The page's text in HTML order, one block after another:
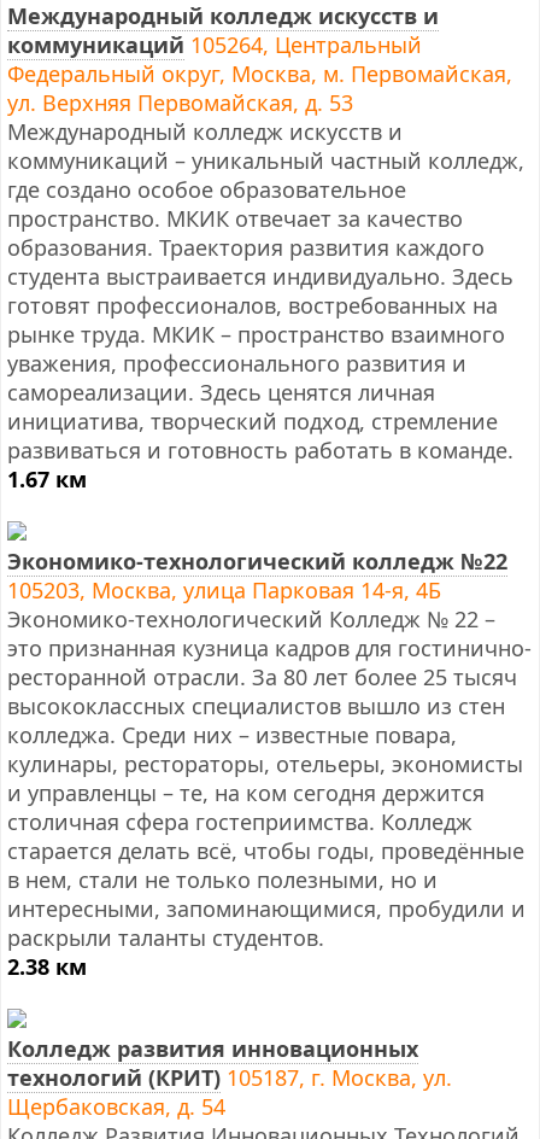
Международный колледж искусств и
коммуникаций 105264, Центральный
Федеральный округ, Москва, м. Первомайская,
ул. Верхняя Первомайская, д. 53
Международный колледж искусств и
коммуникаций – уникальный частный колледж,
где создано особое образовательное
пространство. МКИК отвечает за качество
образования. Траектория развития каждого
студента выстраивается индивидуально. Здесь
готовят профессионалов, востребованных на
рынке труда. МКИК – пространство взаимного
уважения, профессионального развития и
самореализации. Здесь ценятся личная
инициатива, творческий подход, стремление
развиваться и готовность работать в команде.
1.67 км
Экономико-технологический колледж №22
105203, Москва, улица Парковая 14-я, 4Б
Экономико-технологический Колледж № 22 –
это признанная кузница кадров для гостинично-
ресторанной отрасли. За 80 лет более 25 тысяч
высококлассных специалистов вышло из стен
колледжа. Среди них – известные повара,
кулинары, рестораторы, отельеры, экономисты
и управленцы – те, на ком сегодня держится
столичная сфера гостеприимства. Колледж
старается делать всё, чтобы годы, проведённые
в нем, стали не только полезными, но и
интересными, запоминающимися, пробудили и
раскрыли таланты студентов.
2.38 км
Колледж развития инновационных
технологий (КРИТ) 105187, г. Москва, ул.
Щербаковская, д. 54